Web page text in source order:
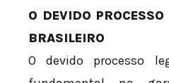
O DEVIDO
BRASILEIRO
O devido processo